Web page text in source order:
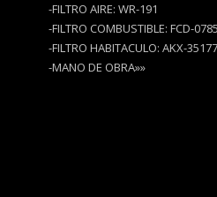
-FILTRO AIRE: WR-191
-FILTRO COMBUSTIBLE: FCD-0785
-FILTRO HABITACULO: AKX-35177
-MANO DE OBRA»»